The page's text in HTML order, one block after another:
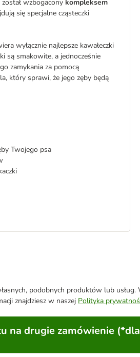
wzbogacony kompleksem
się specjalne cząsteczki
wyłącznie najlepsze kawałeczki
są smakowite, a jednocześnie
zamykania za pomocą
który sprawi, że jego zęby będą
Twojego psa
podobnych produktów lub
znajdziesz w naszej Polityka
na drugie zamówienie (*dla